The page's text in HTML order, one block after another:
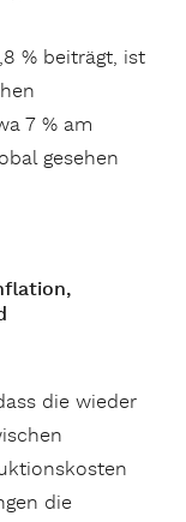
% beiträgt, ist
7 % am
gesehen
die wieder
die